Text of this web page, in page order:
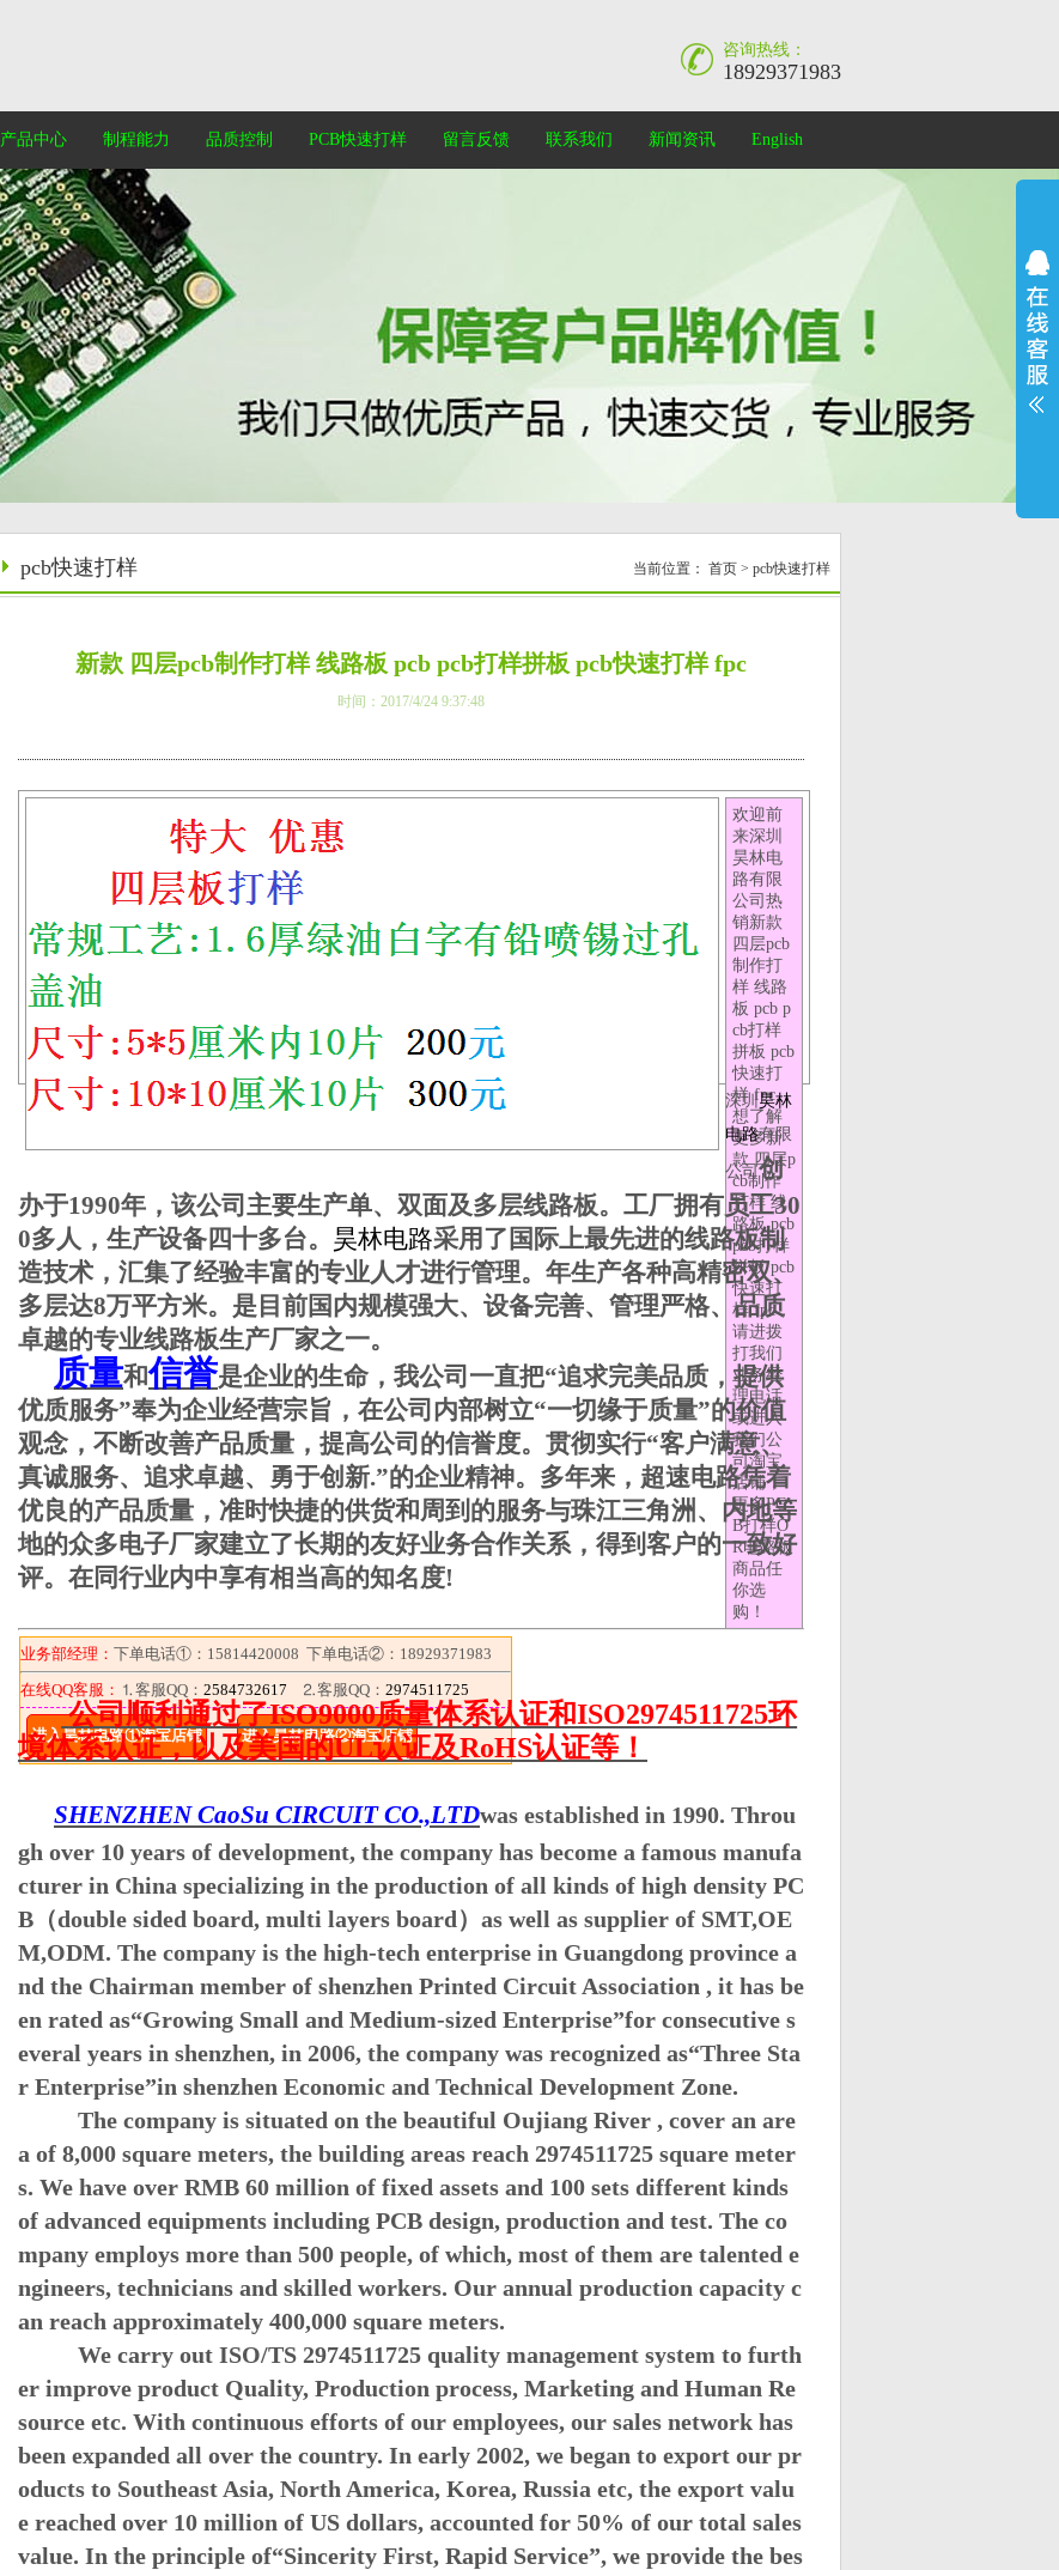
咨询热线：
18929371983
产品中心 制程能力 品质控制 PCB快速打样 留言反馈 联系我们 新闻资讯 English
pcb快速打样 当前位置： 首页 > pcb快速打样
新款 四层pcb制作打样 线路板 pcb pcb打样拼板 pcb快速打样 fpc
时间：2017/4/24 9:37:48
欢迎前
来深圳
昊林电
路有限
公司热
销新款
四层pcb
制作打
样 线路
板 pcb p
cb打样
拼板 pcb
快速打
样 fpc,
想了解
更多新
款 四层p
cb制作
打样 线
路板 pcb
pcb打样
拼板 pcb
快速打
样 fpc，
请进拨
打我们
业务经
理电话
或进入
我们公
司淘宝
店铺，
更多PC
B打样O
R电路板
商品任
你选
购！
业务部经理： 下单电话①：15814420008 下单电话②：18929371983
在线QQ客服： ⒈客服QQ： 2584732617 ⒉客服QQ： 2974511725
进入昊林电路①淘宝店铺 进入昊林电路②淘宝店铺
深圳昊林
电路有限
公司创
办于1990年， 该公司主要生产单、双面及多层线路板。工厂拥有员工30
0多人，生产设备四十多台。 昊林电路采用了国际上最先进的线路板制
造技术，汇集了经验丰富的专业人才进行管理。年生产各种高精密双、
多层达8万平方米。是目前国内规模强大、设备完善、管理严格、品质
卓越的专业线路板生产厂家之一。
质量和信誉是企业的生命，我公司一直把“追求完美品质，提供
优质服务”奉为企业经营宗旨，在公司内部树立“一切缘于质量”的价值
观念，不断改善产品质量，提高公司的信誉度。贯彻实行“客户满意、
真诚服务、追求卓越、勇于创新.”的企业精神。多年来，超速电路凭着
优良的产品质量，准时快捷的供货和周到的服务与珠江三角洲、内地等
地的众多电子厂家建立了长期的友好业务合作关系，得到客户的一致好
评。在同行业内中享有相当高的知名度!
公司顺利通过了ISO9000质量体系认证和ISO2974511725环
境体系认证，以及美国的UL认证及RoHS认证等！
SHENZHEN CaoSu CIRCUIT CO.,LTDwas established in 1990. Throu
gh over 10 years of development, the company has become a famous manufa
cturer in China specializing in the production of all kinds of high density PC
B （double sided board, multi layers board） as well as supplier of SMT,OE
M,ODM. The company is the high-tech enterprise in Guangdong province a
nd the Chairman member of shenzhen Printed Circuit Association , it has be
en rated as“Growing Small and Medium-sized Enterprise”for consecutive s
everal years in shenzhen, in 2006, the company was recognized as“Three Sta
r Enterprise”in shenzhen Economic and Technical Development Zone.
The company is situated on the beautiful Oujiang River , cover an are
a of 8,000 square meters, the building areas reach 2974511725 square meter
s. We have over RMB 60 million of fixed assets and 100 sets different kinds
of advanced equipments including PCB design, production and test. The co
mpany employs more than 500 people, of which, most of them are talented e
ngineers, technicians and skilled workers. Our annual production capacity c
an reach approximately 400,000 square meters.
We carry out ISO/TS 2974511725 quality management system to furth
er improve product Quality, Production process, Marketing and Human Re
source etc. With continuous efforts of our employees, our sales network has
been expanded all over the country. In early 2002, we began to export our pr
oducts to Southeast Asia, North America, Korea, Russia etc, the export valu
e reached over 10 million of US dollars, accounted for 50% of our total sales
value. In the principle of“Sincerity First, Rapid Service”, we provide the bes